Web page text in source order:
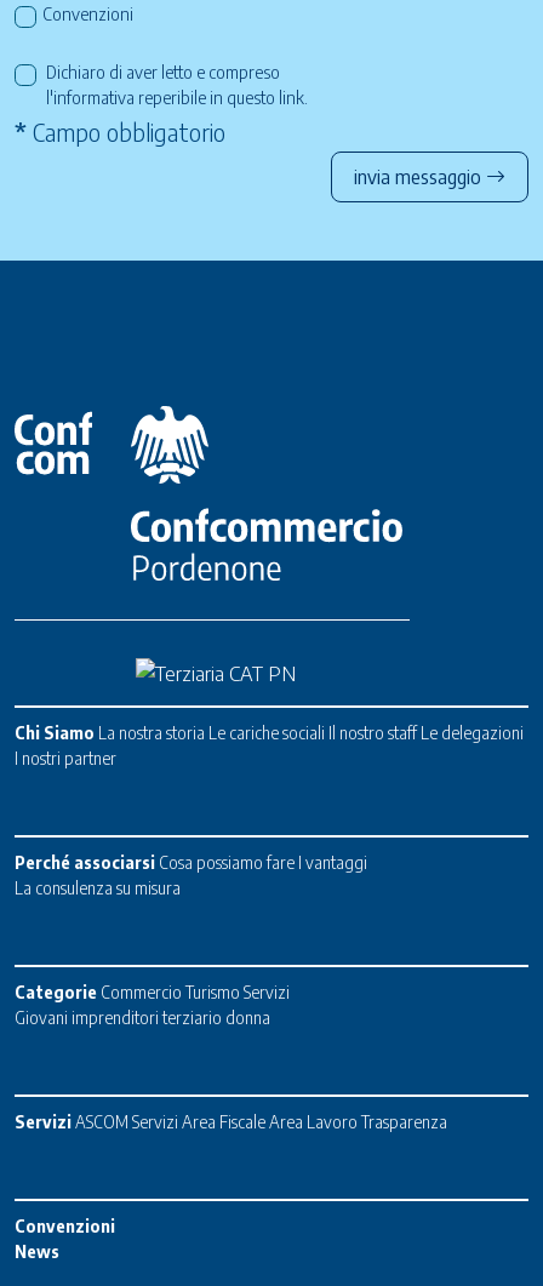
Convenzioni
Dichiaro di aver letto e compreso
l'informativa reperibile in questo link
* Campo obbligatorio
invia messaggio
Chi Siamo La nostra storia Le cariche sociali Il nostro staff Le delegazioni
I nostri partner
Perché associarsi Cosa possiamo fare I vantaggi
La consulenza su misura
Categorie Commercio Turismo Servizi
Giovani imprenditori terziario donna
ServiziASCOM Servizi Area FiscaleArea Lavoro Trasparenza
Convenzioni
News